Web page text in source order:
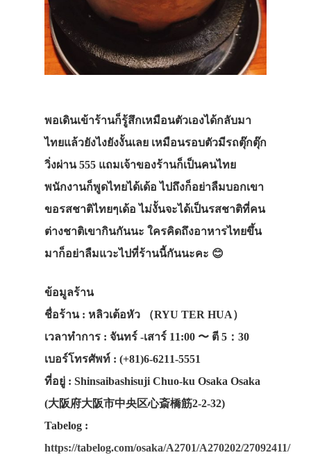
พอเดินเข้าร้านก็รู้สึกเหมือนตัวเองได้กลับมา
ไทยแล้วยังไงยังงั้นเลย เหมือนรอบตัวมีรถตุ๊กตุ๊ก
วิ่งผ่าน 555 แถมเจ้าของร้านก็เป็นคนไทย
พนักงานก็พูดไทยได้เด้อ ไปถึงก็อย่าลืมบอกเขา
ขอรสชาติไทยๆเด้อ ไม่งั้นจะได้เป็นรสชาติที่คน
ต่างชาติเขากินกันนะ ใครคิดถึงอาหารไทยขึ้น
มาก็อย่าลืมแวะไปที่ร้านนี้กันนะคะ 😊
ข้อมูลร้าน
ชื่อร้าน : หลิวเต้อหัว （RYU TER HUA）
เวลาทำการ : จันทร์ -เสาร์ 11:00 〜 ตี 5：30
เบอร์โทรศัพท์ : (+81)6-6211-5551
ที่อยู่ : Shinsaibashisuji Chuo-ku Osaka Osaka
(大阪府大阪市中央区心斎橋筋2-2-32)
Tabelog :
https://tabelog.com/osaka/A2701/A270202/27092411/